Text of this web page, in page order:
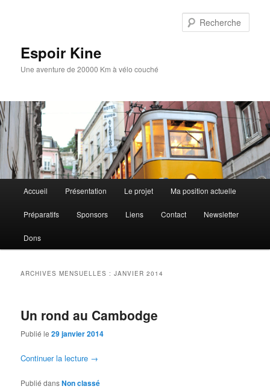
Espoir Kine
Une aventure de 20000 Km à vélo couché
principal
Accueil Présentation Le projet Ma position actuelle
Préparatifs Sponsors Liens Contact Newsletter
Dons
ARCHIVES MENSUELLES :JANVIER 2014
Un rond au Cambodge
Publié le29 janvier 2014
Continuer la lecture →
Publié dansNon classé